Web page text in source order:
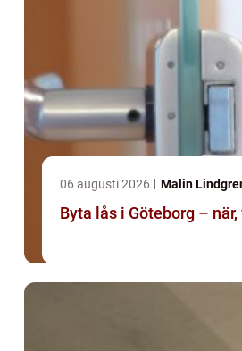
06 augusti 2026 Malin
Byta lås i Göteborg –